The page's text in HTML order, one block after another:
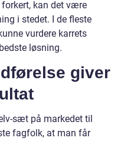
kan det være
i stedet. I de fleste
vurdere karrets
løsning.
giver
sæt på markedet til
fagfolk, at man får